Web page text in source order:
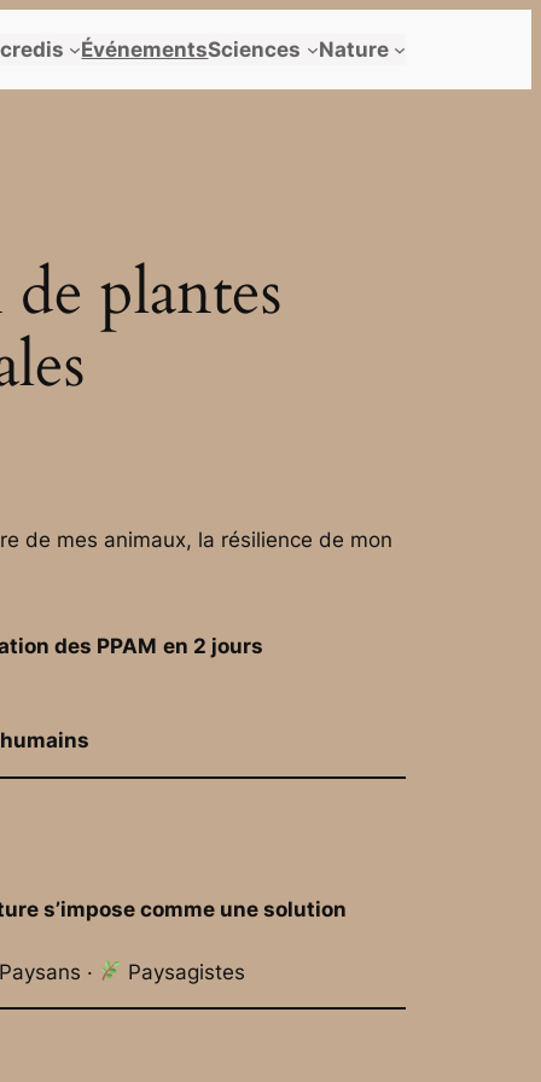
ÉvénementsSciences Nature
plantes
de mes animaux, la résilience de mon
des PPAM en 2 jours
s’impose comme une solution
· Paysagistes